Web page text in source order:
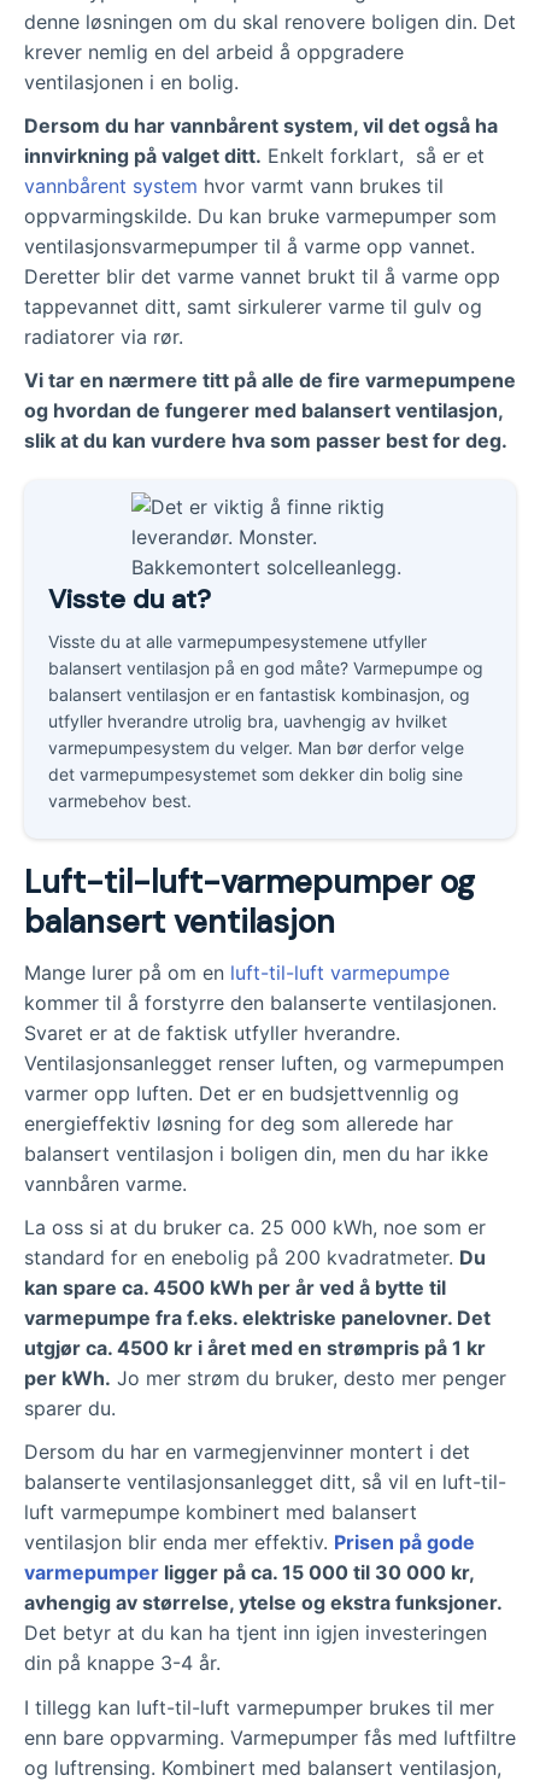
denne løsningen om du skal renovere boligen din. Det
krever nemlig en del arbeid å oppgradere
ventilasjonen i en bolig.
Dersom du har vannbårent system, vil det også ha
innvirkning på valget ditt. Enkelt forklart, så er et
vannbårent system hvor varmt vann brukes til
oppvarmingskilde. Du kan bruke varmepumper som
ventilasjonsvarmepumper til å varme opp vannet.
Deretter blir det varme vannet brukt til å varme opp
tappevannet ditt, samt sirkulerer varme til gulv og
radiatorer via rør.
Vi tar en nærmere titt på alle de fire varmepumpene
og hvordan de fungerer med balansert ventilasjon,
slik at du kan vurdere hva som passer best for deg.
Visste du at?
Visste du at alle varmepumpesystemene utfyller
balansert ventilasjon på en god måte? Varmepumpe og
balansert ventilasjon er en fantastisk kombinasjon, og
utfyller hverandre utrolig bra, uavhengig av hvilket
varmepumpesystem du velger. Man bør derfor velge
det varmepumpesystemet som dekker din bolig sine
varmebehov best.
Luft-til-luft-varmepumper og
balansert ventilasjon
Mange lurer på om en luft-til-luft varmepumpe
kommer til å forstyrre den balanserte ventilasjonen.
Svaret er at de faktisk utfyller hverandre.
Ventilasjonsanlegget renser luften, og varmepumpen
varmer opp luften. Det er en budsjettvennlig og
energieffektiv løsning for deg som allerede har
balansert ventilasjon i boligen din, men du har ikke
vannbåren varme.
La oss si at du bruker ca. 25 000 kWh, noe som er
standard for en enebolig på 200 kvadratmeter. Du
kan spare ca. 4500 kWh per år ved å bytte til
varmepumpe fra f.eks. elektriske panelovner. Det
utgjør ca. 4500 kr i året med en strømpris på 1 kr
per kWh. Jo mer strøm du bruker, desto mer penger
sparer du.
Dersom du har en varmegjenvinner montert i det
balanserte ventilasjonsanlegget ditt, så vil en luft-til-
luft varmepumpe kombinert med balansert
ventilasjon blir enda mer effektiv. Prisen på gode
varmepumper ligger på ca. 15 000 til 30 000 kr,
avhengig av størrelse, ytelse og ekstra funksjoner.
Det betyr at du kan ha tjent inn igjen investeringen
din på knappe 3-4 år.
I tillegg kan luft-til-luft varmepumper brukes til mer
enn bare oppvarming. Varmepumper fås med luftfiltre
og luftrensing. Kombinert med balansert ventilasjon,